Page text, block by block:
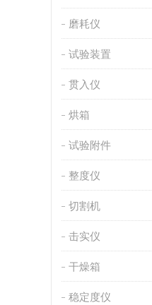
磨耗仪
试验装置
贯入仪
烘箱
试验附件
整度仪
切割机
击实仪
干燥箱
稳定度仪